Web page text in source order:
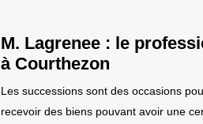
M. Lagrenee : le
à Courthezon
Les successions sont des occasions
recevoir des biens pouvant avoir une